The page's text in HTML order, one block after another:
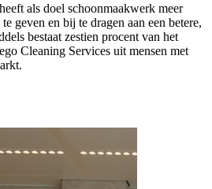
als doel schoonmaakwerk meer
geven en bij te dragen aan een betere,
bestaat zestien procent van het
Cleaning Services uit mensen met